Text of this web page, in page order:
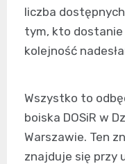
liczba
tym, kto dostanie
kolejność
Wszystko to
boiska DOSiR w
Warszawie. Ten
znajduje się przy